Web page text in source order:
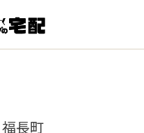
長町